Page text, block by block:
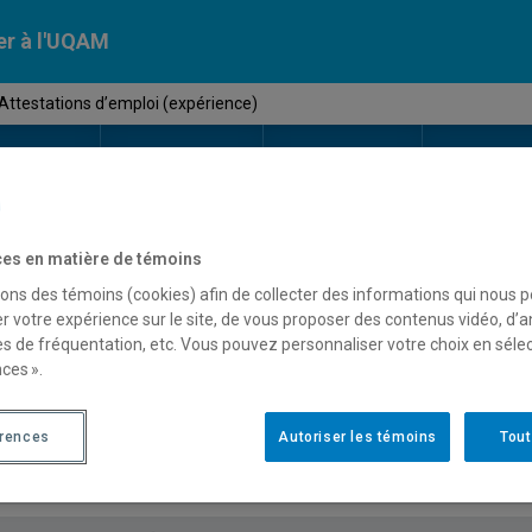
à l'UQAM
d’emploi (expérience)
Calendriers
fréquentes -
en matière de témoins
des témoins (cookies) afin de collecter des informations qui nous
votre expérience sur le site, de vous proposer des contenus vidéo,
de fréquentation, etc. Vous pouvez personnaliser votre choix en
».
Autoriser les témoins